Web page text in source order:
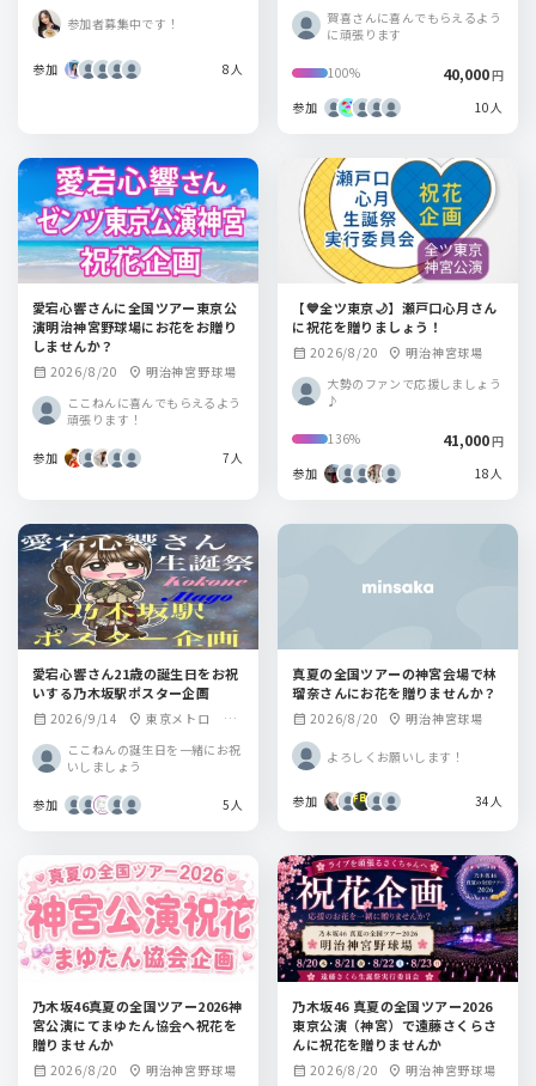
参加者募集中です！
参加 8人
賀喜さんに喜んでもらえるよう
に頑張ります
100% 40,000円
参加
10人
愛宕心響さんに全国ツアー東京公
演明治神宮野球場にお花をお贈り
しませんか？
calendar_month 2026/8/20 location_on 明治神宮野球場
ここねんに喜んでもらえるよう
頑張ります！
参加 7人
【💙全ツ東京🌙】瀬戸口心月さん
に祝花を贈りましょう！
calendar_month 2026/8/20 location_on 明治神宮球場
大勢のファンで応援しましょう
♪
136% 41,000円
参加
18人
愛宕心響さん21歳の誕生日をお祝
いする乃木坂駅ポスター企画
calendar_month 2026/9/14 location_on 東京メトロ 乃
ここねんの誕生日を一緒にお祝
いしましょう
参加 5人
真夏の全国ツアーの神宮会場で林
瑠奈さんにお花を贈りませんか？
calendar_month 2026/8/20 location_on 明治神宮球場
よろしくお願いします！
参加 34人
乃木坂46真夏の全国ツアー2026神
宮公演にてまゆたん協会へ祝花を
贈りませんか
calendar_month 2026/8/20 location_on 明治神宮野球場
乃木坂46 真夏の全国ツアー2026
東京公演（神宮）で遠藤さくらさ
んに祝花を贈りませんか
calendar_month 2026/8/20 location_on 明治神宮野球場